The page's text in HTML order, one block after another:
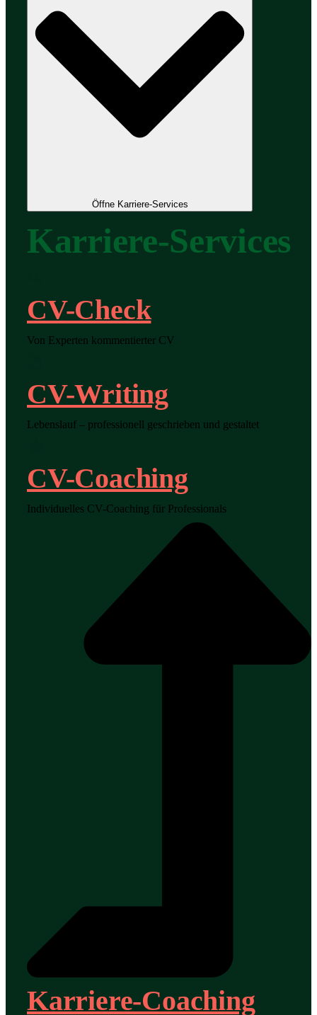
Öffne Karriere-Services
Karriere-Services
CV-Check
Von Experten kommentierter CV
CV-Writing
Lebenslauf – professionell geschrieben und gestaltet
CV-Coaching
Individuelles CV-Coaching für Professionals
Karriere-Coaching